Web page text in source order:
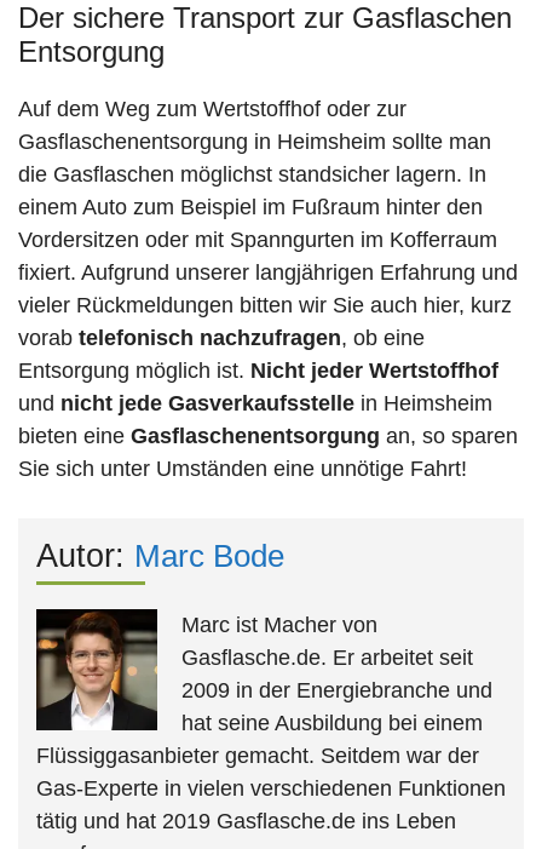
Der sichere Transport zur Gasflaschen
Entsorgung
Auf dem Weg zum Wertstoffhof oder zur
Gasflaschenentsorgung in Heimsheim sollte man
die Gasflaschen möglichst standsicher lagern. In
einem Auto zum Beispiel im Fußraum hinter den
Vordersitzen oder mit Spanngurten im Kofferraum
fixiert. Aufgrund unserer langjährigen Erfahrung und
vieler Rückmeldungen bitten wir Sie auch hier, kurz
vorab telefonisch nachzufragen, ob eine
Entsorgung möglich ist. Nicht jeder Wertstoffhof
und nicht jede Gasverkaufsstelle in Heimsheim
bieten eine Gasflaschenentsorgung an, so sparen
Sie sich unter Umständen eine unnötige Fahrt!
Autor: Marc Bode
Marc ist Macher von
Gasflasche.de. Er arbeitet seit
2009 in der Energiebranche und
hat seine Ausbildung bei einem
Flüssiggasanbieter gemacht. Seitdem war der
Gas-Experte in vielen verschiedenen Funktionen
tätig und hat 2019 Gasflasche.de ins Leben